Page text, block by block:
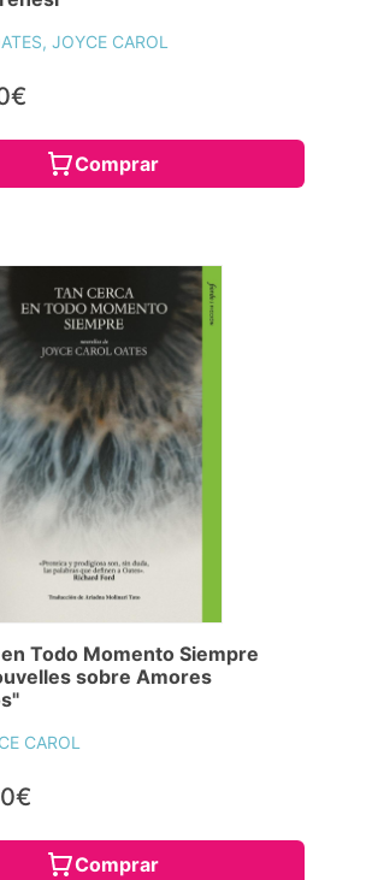
JOYCE CAROL
Comprar
Todo Momento Siempre
sobre Amores
CAROL
Comprar